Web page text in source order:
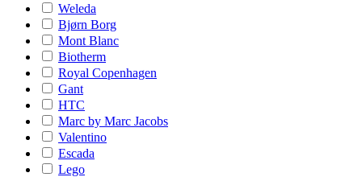
Weleda
Bjørn Borg
Mont Blanc
Biotherm
Royal Copenhagen
Gant
HTC
Marc by Marc Jacobs
Valentino
Escada
Lego